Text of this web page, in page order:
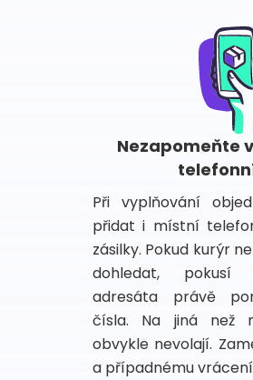
Nezapomeňte
Při vyplňování
přidat i místní
zásilky. Pokud kurýr
dohledat, pokusí
adresáta právě
čísla. Na jiná než
obvykle nevolají.
a případnému vrácení